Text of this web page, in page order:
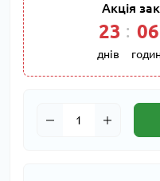
Акція
23
днів
06
годин